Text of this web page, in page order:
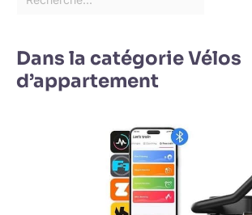
Dans la catégorie Vélos
d’appartement